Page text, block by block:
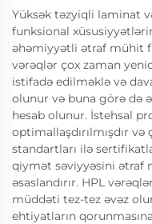
Yüksək təzyiqli laminat
funksional
əhəmiyyətli ətraf mühit
vərəqlər çox zaman
istifadə edilməklə və
olunur və buna görə də
hesab olunur. İstehsal
optimallaşdırılmışdır
standartları ilə
qiymət səviyyəsini ətraf
əsaslandırır. HPL
müddəti tez-tez əvəz
ehtiyatların